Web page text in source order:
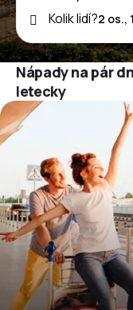
Kolik lidí?
Nápady na pár
letecky